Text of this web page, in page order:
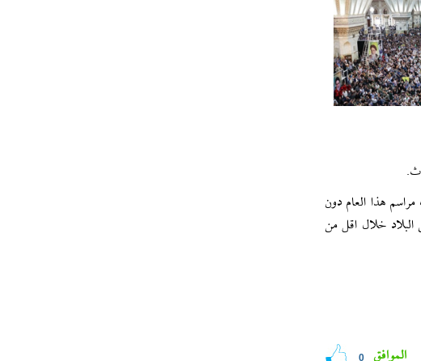
هذا العام دون
البلاد خلال اقل من
0 الموافق